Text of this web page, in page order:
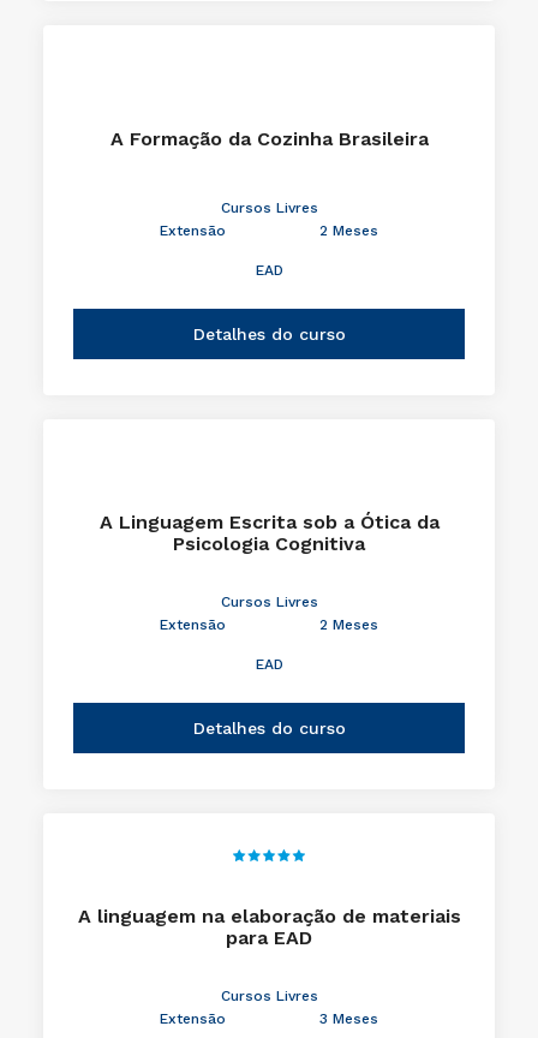
A Formação da Cozinha Brasileira
Cursos Livres
Extensão
2 Meses
EAD
Detalhes do curso
A Linguagem Escrita sob a Ótica da
Psicologia Cognitiva
Cursos Livres
Extensão
2 Meses
EAD
Detalhes do curso
A linguagem na elaboração de materiais
para EAD
Cursos Livres
Extensão
3 Meses